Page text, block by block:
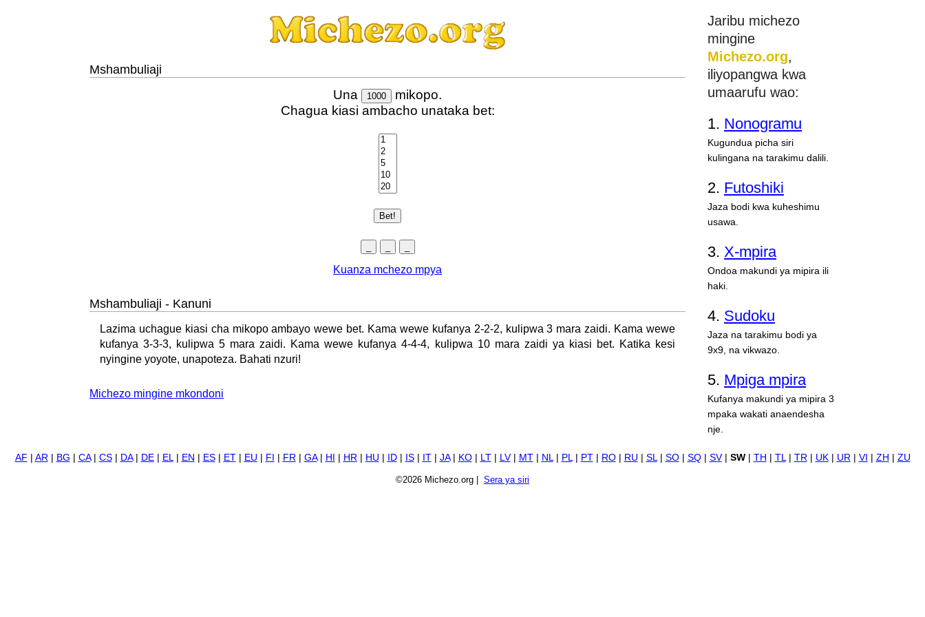
Mshambuliaji
Una
mikopo.
Chagua kiasi ambacho unataka bet:
Kuanza mchezo mpya
Mshambuliaji - Kanuni
Lazima uchague kiasi cha mikopo ambayo wewe bet. Kama wewe kufanya 2-2-2, kulipwa 3 mara zaidi. Kama wewe
kufanya 3-3-3, kulipwa 5 mara zaidi. Kama wewe kufanya 4-4-4, kulipwa 10 mara zaidi ya kiasi bet. Katika kesi
nyingine yoyote, unapoteza. Bahati nzuri!
Michezo mingine mkondoni
Jaribu michezo
mingine
Michezo.org,
iliyopangwa kwa
umaarufu wao:
1. Nonogramu
Kugundua picha siri
kulingana na tarakimu dalili.
2. Futoshiki
Jaza bodi kwa kuheshimu
usawa.
3. X-mpira
Ondoa makundi ya mipira ili
haki.
4. Sudoku
Jaza na tarakimu bodi ya
9x9, na vikwazo.
5. Mpiga mpira
Kufanya makundi ya mipira 3
mpaka wakati anaendesha
nje.
AF AR| BG CA| CS| DA| DE| EL| EN ES| ET| EU FI FR| GA| HI HR| HU ID| IS| IT| JA| KO| LT| LV| MT| NL| PL| PT| RO| RU SL| SO| SQ| SV| SW| TH TL| TR| UK| UR| VI ZH ZU
©2026 Michezo.org | Sera ya siri